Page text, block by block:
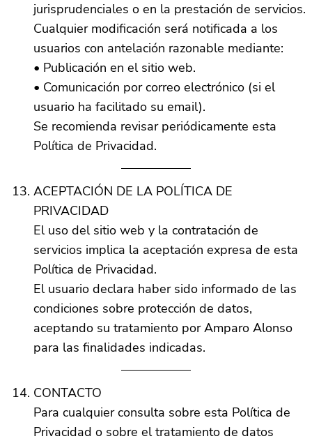
jurisprudenciales o en la prestación de servicios.
Cualquier modificación será notificada a los
usuarios con antelación razonable mediante:
• Publicación en el sitio web.
• Comunicación por correo electrónico (si el
usuario ha facilitado su email).
Se recomienda revisar periódicamente esta
Política de Privacidad.
ACEPTACIÓN DE LA POLÍTICA DE
PRIVACIDAD
El uso del sitio web y la contratación de
servicios implica la aceptación expresa de esta
Política de Privacidad.
El usuario declara haber sido informado de las
condiciones sobre protección de datos,
aceptando su tratamiento por Amparo Alonso
para las finalidades indicadas.
CONTACTO
Para cualquier consulta sobre esta Política de
Privacidad o sobre el tratamiento de datos